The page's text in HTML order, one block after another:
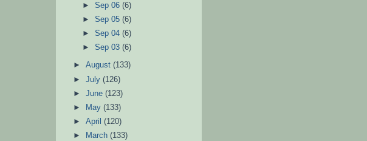
►Sep 06(6)
►Sep 05(6)
►Sep 04(6)
►Sep 03(6)
►August(133)
►July(126)
►June(123)
►
May(133)
►April(120)
►
March(133)